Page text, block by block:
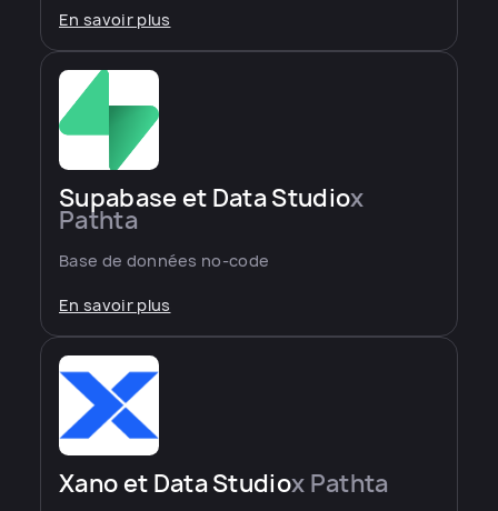
En savoir plus
Supabase et Data Studiox
Pathta
Base de données no-code
En savoir plus
Xano et Data Studiox Pathta